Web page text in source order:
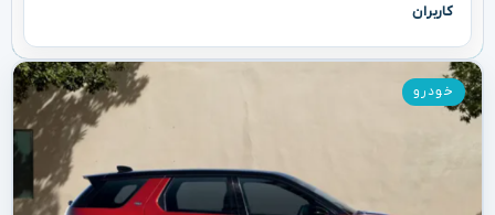
کاربران
خودرو